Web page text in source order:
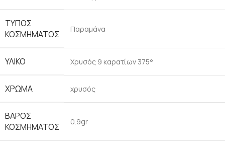
ΤΎΠΟΣ
ΚΟΣΜΉΜΑΤΟΣ
Παραμάνα
ΥΛΙΚΌ Χρυσός 9 καρατίων 375°
ΧΡΏΜΑ χρυσός
ΒΆΡΟΣ
ΚΟΣΜΉΜΑΤΟΣ
0.9gr